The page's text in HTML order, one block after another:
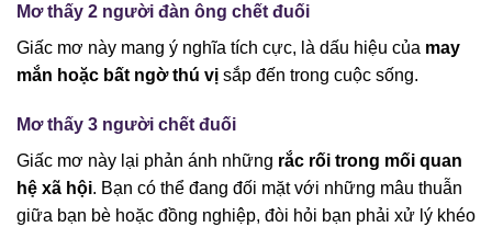
Mơ thấy 2 người đàn ông chết đuối
Giấc mơ này mang ý nghĩa tích cực, là dấu hiệu của may
mắn hoặc bất ngờ thú vị sắp đến trong cuộc sống.
Mơ thấy 3 người chết đuối
Giấc mơ này lại phản ánh những rắc rối trong mối quan
hệ xã hội. Bạn có thể đang đối mặt với những mâu thuẫn
giữa bạn bè hoặc đồng nghiệp, đòi hỏi bạn phải xử lý khéo